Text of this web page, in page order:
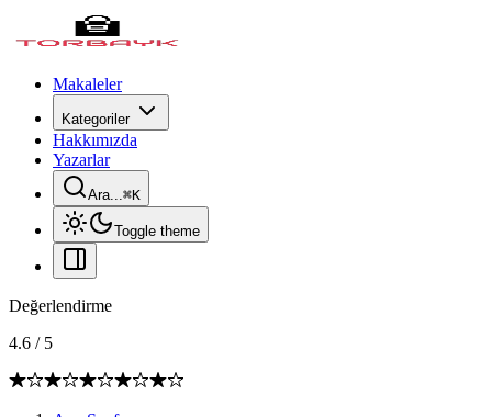
Makaleler
Kategoriler
Hakkımızda
Yazarlar
Ara...⌘K
Toggle theme
Değerlendirme
4.6 / 5